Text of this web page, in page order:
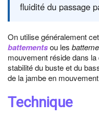
fluidité du passage
On utilise généralement
battementsou les
mouvement réside dans
stabilité du buste et du
de la jambe en
Technique